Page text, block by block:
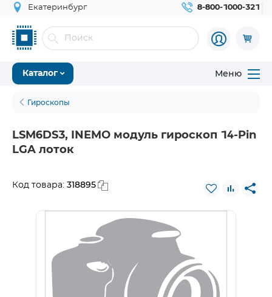
Екатеринбург 8-800-1000-321
Каталог Меню
Гироскопы
LSM6DS3, INEMO модуль гироскоп 14-Pin
LGA лоток
Код товара: 318895